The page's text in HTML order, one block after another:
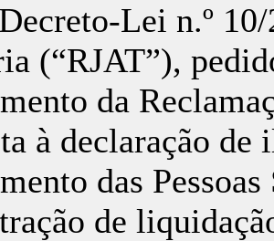
Lei n.º
(“RJAT”),
da
à declaração de
das
de